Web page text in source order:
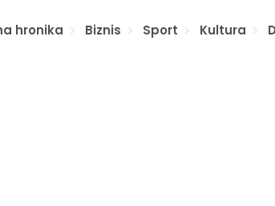
hronika Biznis Sport Kultura